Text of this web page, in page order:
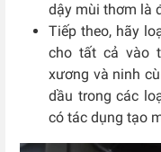
dậy mùi thơm là
Tiếp theo, hãy
cho tất cả vào
xương và ninh
dầu trong các
có tác dụng tạo